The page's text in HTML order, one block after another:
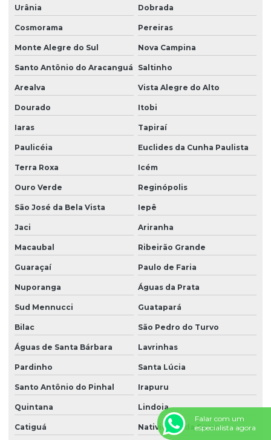
Urânia Dobrada
Cosmorama Pereiras
Monte Alegre do Sul Nova Campina
Santo Antônio do Aracanguá Saltinho
Arealva Vista Alegre do Alto
Dourado Itobi
Iaras Tapiraí
Paulicéia Euclides da Cunha Paulista
Terra Roxa Icém
Ouro Verde Reginópolis
São José da Bela Vista Iepê
Jaci Ariranha
Macaubal Ribeirão Grande
Guaraçaí Paulo de Faria
Nuporanga Águas da Prata
Sud Mennucci Guatapará
Bilac São Pedro do Turvo
Águas de Santa Bárbara Lavrinhas
Pardinho Santa Lúcia
Santo Antônio do Pinhal Irapuru
Quintana Lindoia
Catiguá Natividade da Serra
Falar com um
especialista agora